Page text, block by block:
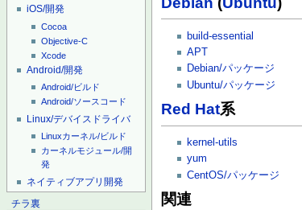
iOS/開発
Cocoa
Objective-C
Xcode
Android/開発
Android/ビルド
Android/ソースコード
Linux/デバイスドライバ
Linuxカーネル/ビルド
カーネルモジュール/開
発
ネイティブアプリ開発
チラ裏
build-essential
APT
Debian/パッケージ
Ubuntu/パッケージ
Red Hat系
kernel-utils
yum
CentOS/パッケージ
関連